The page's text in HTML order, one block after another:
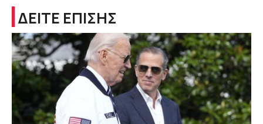
ΔΕΙΤΕ ΕΠΙΣΗΣ